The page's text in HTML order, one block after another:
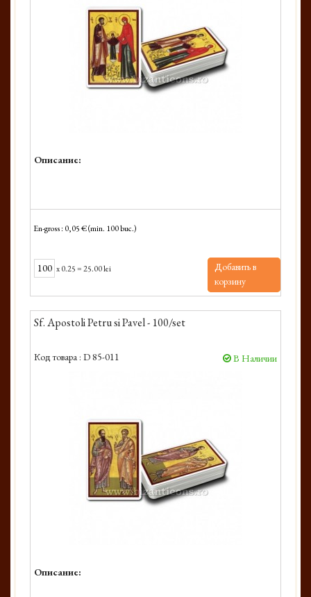
Описание:
En-gross : 0,05 € (min. 100 buc.)
x0.25=25.00 lei
Добавить в
корзину
Sf. Apostoli Petru si Pavel - 100/set
Код товара : D 85-011 В Наличии
Описание: